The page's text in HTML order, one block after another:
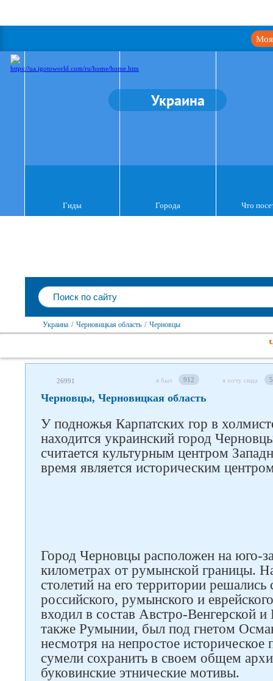
Моя
Украина
Гиды Города Что
Украина / Черновицкая область / Черновцы
26991 я был 912 я хочу сюда
Черновцы, Черновицкая область
У подножья Карпатских гор в
находится украинский город
считается культурным центром
время является историческим
Город Черновцы расположен на юго-
километрах от румынской границы.
столетий на его территории решались
российского, румынского и
входил в состав Австро-Венгерской
также Румынии, был под гнетом
несмотря на непростое
сумели сохранить в своем общем
буковинские этнические мотивы.